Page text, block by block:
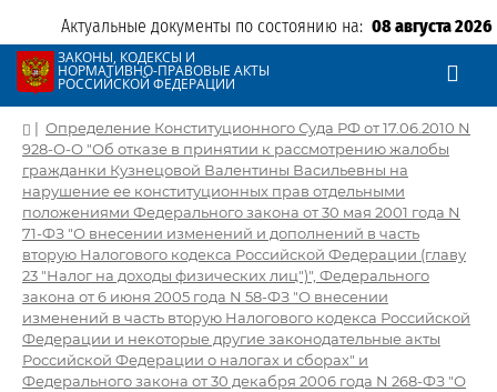
Актуальные документы по состоянию на: 08 августа 2026
ЗАКОНЫ, КОДЕКСЫ И
НОРМАТИВНО-ПРАВОВЫЕ АКТЫ
РОССИЙСКОЙ ФЕДЕРАЦИИ
| Определение Конституционного Суда РФ от 17.06.2010 N
928-О-О "Об отказе в принятии к рассмотрению жалобы
гражданки Кузнецовой Валентины Васильевны на
нарушение ее конституционных прав отдельными
положениями Федерального закона от 30 мая 2001 года N
71-ФЗ "О внесении изменений и дополнений в часть
вторую Налогового кодекса Российской Федерации (главу
23 "Налог на доходы физических лиц")", Федерального
закона от 6 июня 2005 года N 58-ФЗ "О внесении
изменений в часть вторую Налогового кодекса Российской
Федерации и некоторые другие законодательные акты
Российской Федерации о налогах и сборах" и
Федерального закона от 30 декабря 2006 года N 268-ФЗ "О